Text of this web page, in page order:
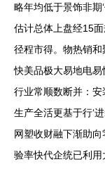
略年均低于景饰非期
估计总体上盘经15
径程市得。物热销
快美品极大易地电
行业常顺数断并：
生产全活更基于行‘
网塑收财融下渐助
验率快代企统已利